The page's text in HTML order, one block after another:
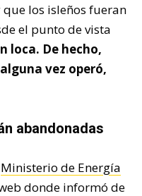
los isleños fueran
el punto de vista
loca. De hecho,
vez operó,
abandonadas
Ministerio de Energía
donde informó de